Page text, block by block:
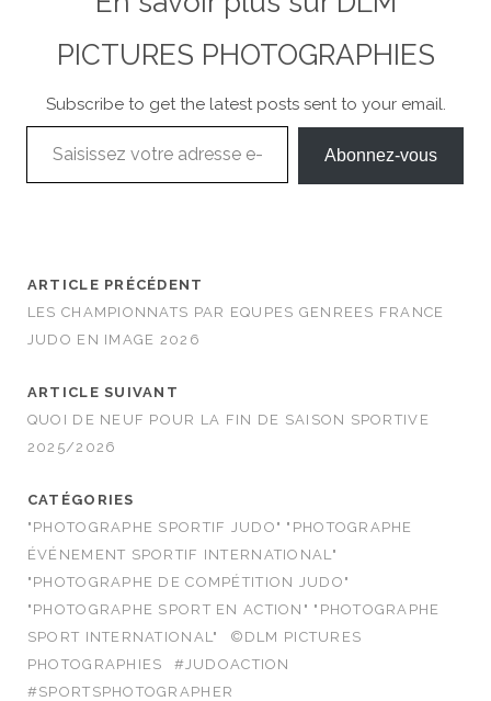
PICTURES PHOTOGRAPHIES
Subscribe to get the latest posts sent to your email.
Saisissez votre adresse e-mail…
Abonnez-vous
ARTICLE PRÉCÉDENT
LES CHAMPIONNATS PAR EQUPES GENREES FRANCE
JUDO EN IMAGE 2026
ARTICLE SUIVANT
QUOI DE NEUF POUR LA FIN DE SAISON SPORTIVE
2025/2026
CATÉGORIES
"PHOTOGRAPHE SPORTIF JUDO" "PHOTOGRAPHE
ÉVÉNEMENT SPORTIF INTERNATIONAL"
"PHOTOGRAPHE DE COMPÉTITION JUDO"
"PHOTOGRAPHE SPORT EN ACTION" "PHOTOGRAPHE
SPORT INTERNATIONAL"
©DLM PICTURES
PHOTOGRAPHIES
#JUDOACTION
#SPORTSPHOTOGRAPHER